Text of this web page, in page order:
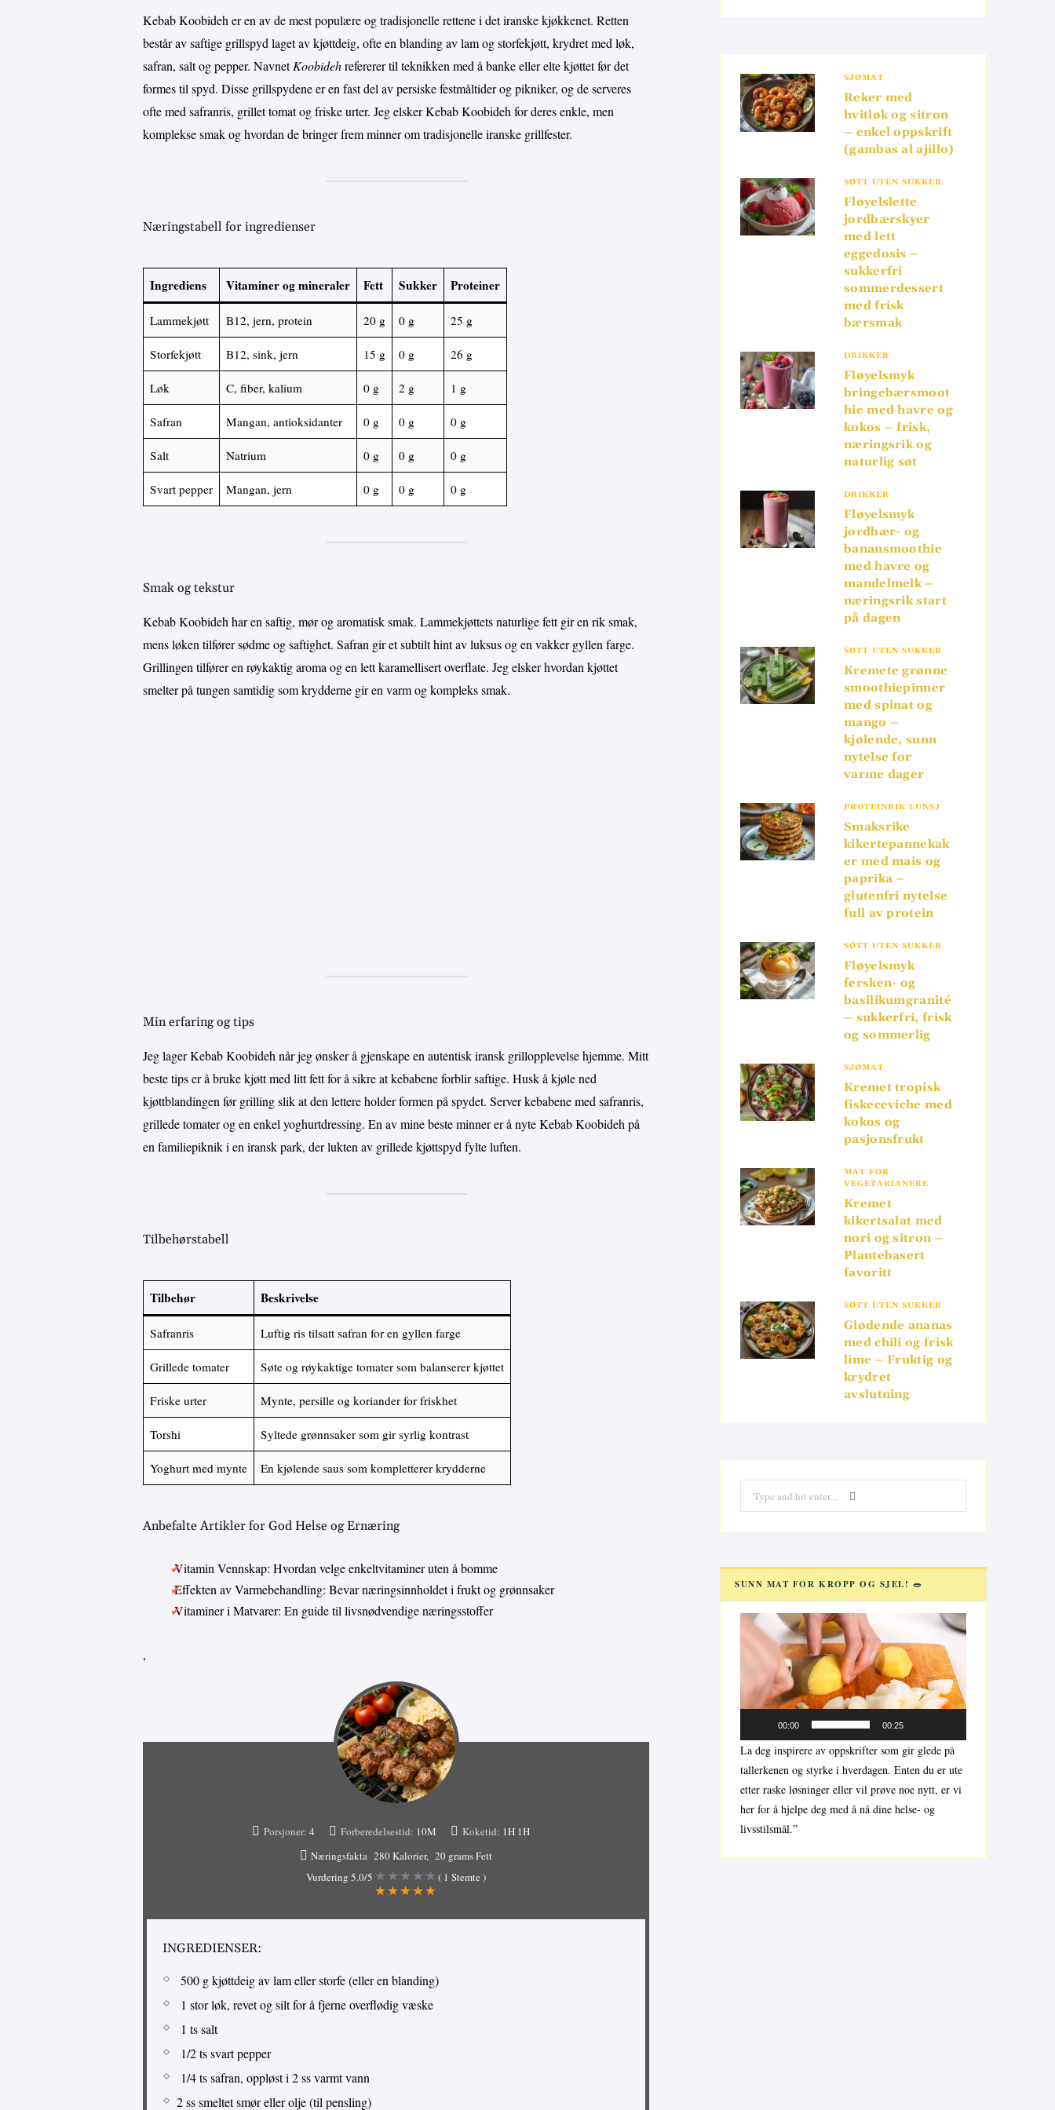
Kebab Koobideh er en av de mest populære og tradisjonelle rettene i det iranske kjøkkenet. Retten
består av saftige grillspyd laget av kjøttdeig, ofte en blanding av lam og storfekjøtt, krydret med løk,
safran, salt og pepper. NavnetKoobidehrefererer til teknikken med å banke eller elte kjøttet før det
formes til spyd. Disse grillspydene er en fast del av persiske festmåltider og pikniker, og de serveres
ofte med safranris, grillet tomat og friske urter. Jeg elsker Kebab Koobideh for deres enkle, men
komplekse smak og hvordan de bringer frem minner om tradisjonelle iranske grillfester.
Næringstabell for ingredienser
Ingrediens Vitaminer og mineraler Fett Sukker Proteiner
Lammekjøtt B12, jern, protein 20 g 0 g 25 g
Storfekjøtt B12, sink, jern 15 g 0 g 26 g
Løk C, fiber, kalium 0 g 2 g 1 g
Safran Mangan, antioksidanter 0 g 0 g 0 g
Salt Natrium 0 g 0 g 0 g
Svart pepper Mangan, jern 0 g 0 g 0 g
Smak og tekstur
Kebab Koobideh har en saftig, mør og aromatisk smak. Lammekjøttets naturlige fett gir en rik smak,
mens løken tilfører sødme og saftighet. Safran gir et subtilt hint av luksus og en vakker gyllen farge.
Grillingen tilfører en røykaktig aroma og en lett karamellisert overflate. Jeg elsker hvordan kjøttet
smelter på tungen samtidig som krydderne gir en varm og kompleks smak.
Min erfaring og tips
Jeg lager Kebab Koobideh når jeg ønsker å gjenskape en autentisk iransk grillopplevelse hjemme. Mitt
beste tips er å bruke kjøtt med litt fett for å sikre at kebabene forblir saftige. Husk å kjøle ned
kjøttblandingen før grilling slik at den lettere holder formen på spydet. Server kebabene med safranris,
grillede tomater og en enkel yoghurtdressing. En av mine beste minner er å nyte Kebab Koobideh på
en familiepiknik i en iransk park, der lukten av grillede kjøttspyd fylte luften.
Tilbehørstabell
Tilbehør Beskrivelse
Safranris Luftig ris tilsatt safran for en gyllen farge
Grillede tomater Søte og røykaktige tomater som balanserer kjøttet
Friske urter Mynte, persille og koriander for friskhet
Torshi Syltede grønnsaker som gir syrlig kontrast
Yoghurt med mynte En kjølende saus som kompletterer krydderne
Anbefalte Artikler for God Helse og Ernæring
Vitamin Vennskap: Hvordan velge enkeltvitaminer uten å bomme
Effekten av Varmebehandling: Bevar næringsinnholdet i frukt og grønnsaker
Vitaminer i Matvarer: En guide til livsnødvendige næringsstoffer
,
Porsjoner: 4 Forberedelsestid: 10M Koketid: 1H 1H
Næringsfakta 280 Kalorier
20 grams Fett
Vurdering 5.0/5 ( 1 Stemte )
INGREDIENSER:
500 g kjøttdeig av lam eller storfe (eller en blanding)
1 stor løk, revet og silt for å fjerne overflødig væske
1 ts salt
1/2 ts svart pepper
1/4 ts safran, oppløst i 2 ss varmt vann
2 ss smeltet smør eller olje (til pensling)
SJØMAT
Reker med
hvitløk og sitron
– enkel oppskrift
(gambas al ajillo)
SØTT UTEN SUKKER
Fløyelslette
jordbærskyer
med lett
eggedosis –
sukkerfri
sommerdessert
med frisk
bærsmak
DRIKKER
Fløyelsmyk
bringebærsmoot
hie med havre og
kokos – frisk,
næringsrik og
naturlig søt
DRIKKER
Fløyelsmyk
jordbær- og
banansmoothie
med havre og
mandelmelk –
næringsrik start
på dagen
SØTT UTEN SUKKER
Kremete grønne
smoothiepinner
med spinat og
mango –
kjølende, sunn
nytelse for
varme dager
PROTEINRIK LUNSJ
Smaksrike
kikertepannekak
er med mais og
paprika –
glutenfri nytelse
full av protein
SØTT UTEN SUKKER
Fløyelsmyk
fersken- og
basilikumgranité
– sukkerfri, frisk
og sommerlig
SJØMAT
Kremet tropisk
fiskeceviche med
kokos og
pasjonsfrukt
MAT FOR
VEGETARIANERE
Kremet
kikertsalat med
nori og sitron –
Plantebasert
favoritt
SØTT UTEN SUKKER
Glødende ananas
med chili og frisk
lime – Fruktig og
krydret
avslutning
for:
SUNN MAT FOR KROPP OG SJEL! 🥗
Videoavspiller
00:00 00:25
La deg inspirere av oppskrifter som gir glede på
tallerkenen og styrke i hverdagen. Enten du er ute
etter raske løsninger eller vil prøve noe nytt, er vi
her for å hjelpe deg med å nå dine helse- og
livsstilsmål.”